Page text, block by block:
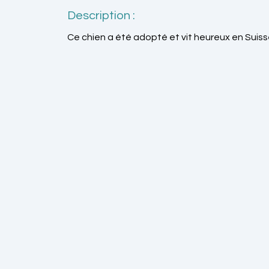
Description :
Ce chien a été adopté et vit heureux en